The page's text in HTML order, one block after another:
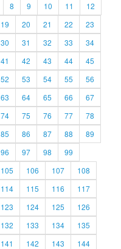
8 9 10 11
12
19 20 21 22
23
30 31 32 33
34
41 42 43 44
45
52 53 54 55
56
63 64 65 66
67
74 75 76 77
78
85 86 87 88
89
96 97 98
99
105 106 107
108
114 115 116
117
123 124 125
126
132 133 134
135
141 142 143
144